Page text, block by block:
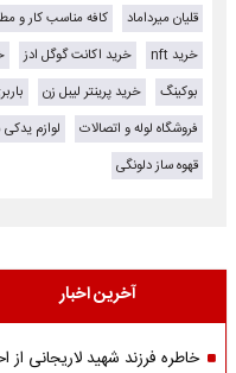
قلیان میرداماد
کافه مناسب کار و
خرید nft
خرید اکانت گوگل ادز
بوکینگ
خرید پرینتر لیبل زن
فروشگاه لوله و اتصالات
لوازم
قهوه ساز دلونگی
آخرین اخبار
خاطره فرزند شهید لاریجانی